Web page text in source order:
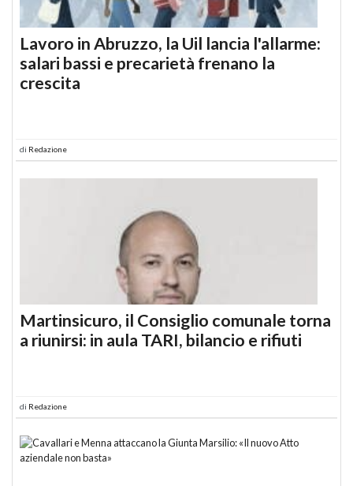
Lavoro in Abruzzo, la Uil lancia l'allarme:
salari bassi e precarietà frenano la
crescita
di Redazione
Martinsicuro, il Consiglio comunale torna
a riunirsi: in aula TARI, bilancio e rifiuti
di Redazione